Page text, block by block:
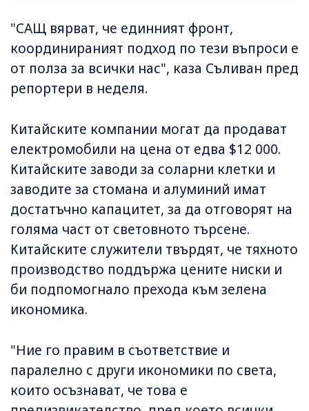
"САЩ вярват, че единният фронт,
координираният подход по тези въпроси е
от полза за всички нас", каза Съливан пред
репортери в неделя.
Китайските компании могат да продават
електромобили на цена от едва $12 000.
Китайските заводи за соларни клетки и
заводите за стомана и алуминий имат
достатъчно капацитет, за да отговорят на
голяма част от световното търсене.
Китайските служители твърдят, че тяхното
производство поддържа цените ниски и
би подпомогнало прехода към зелена
икономика.
"Ние го правим в съответствие и
паралелно с други икономики по света,
които осъзнават, че това е